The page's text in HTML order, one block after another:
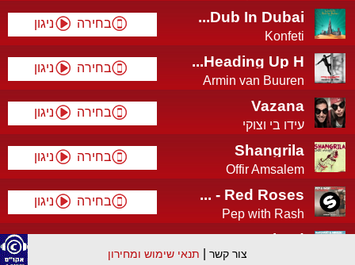
Dub In Dubai...
Konfeti
בחירה ניגון
Heading Up H...
Armin van Buuren
f...
בחירה ניגון
Vazana
עידו בי וצוקי
בחירה ניגון
Shangrila
Offir Amsalem
בחירה ניגון
Red Roses - ...
Pep with Rash
בחירה ניגון
Portland
Watermat with
צור קשר תנאי שימוש ומחירון